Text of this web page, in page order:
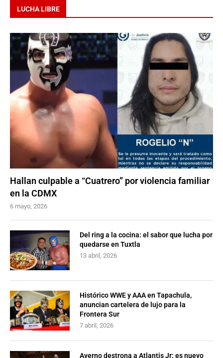
LUCHA LIBRE
Hallan culpable a “Cuatrero” por violencia familiar
en la CDMX
6 mayo, 2026
Del ring a la cocina: el sabor que lucha por
quedarse en Tuxtla
13 abril, 2026
Histórico WWE y AAA en Tapachula,
anuncian cartelera de lujo para la
Frontera Sur
7 abril, 2026
Averno destrona a Atlantis Jr; es nuevo